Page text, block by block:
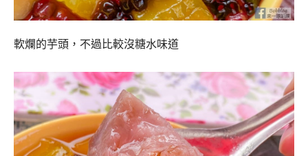
軟爛的芋頭，不過比較沒糖水味道